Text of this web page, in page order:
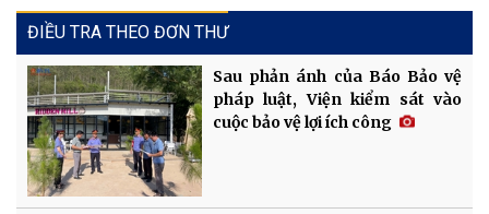
ĐIỀU TRA THEO ĐƠN THƯ
Sau phản ánh của Báo Bảo vệ
pháp luật, Viện kiểm sát vào
cuộc bảo vệ lợi ích công